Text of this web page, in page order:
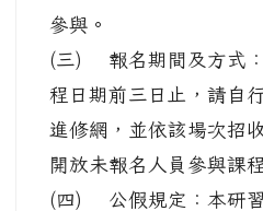
參與。
(三) 報名期間及方式
程日期前三日止，請自
進修網，並依該場次招
開放未報名人員參與課程
(四) 公假規定：本研習